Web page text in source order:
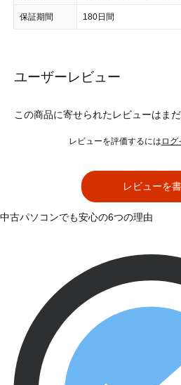
保証期間 180日間
ユーザーレビュー
この商品に寄せられたレビューはまだ
レビューを評価するには ログ
レビューを書
中古パソコンでも安心の6つの理由